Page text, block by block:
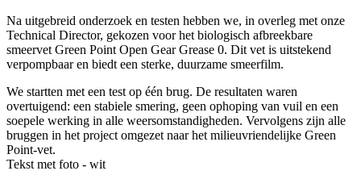
Na uitgebreid onderzoek en testen hebben we, in overleg met onze
Technical Director, gekozen voor het biologisch afbreekbare
smeervet Green Point Open Gear Grease 0. Dit vet is uitstekend
verpompbaar en biedt een sterke, duurzame smeerfilm.
We startten met een test op één brug. De resultaten waren
overtuigend: een stabiele smering, geen ophoping van vuil en een
soepele werking in alle weersomstandigheden. Vervolgens zijn alle
bruggen in het project omgezet naar het milieuvriendelijke Green
Point-vet.
Tekst met foto - wit